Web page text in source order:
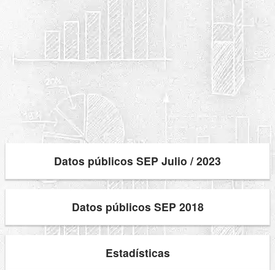
Datos públicos SEP Julio / 2023
Datos públicos SEP 2018
Estadísticas